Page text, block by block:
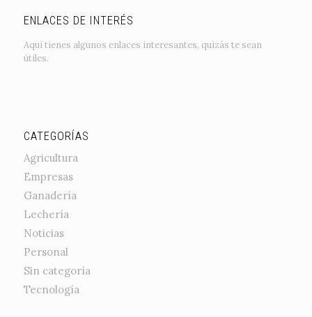
ENLACES DE INTERÉS
Aquí tienes algunos enlaces interesantes, quizás te sean
útiles.
CATEGORÍAS
Agricultura
Empresas
Ganadería
Lechería
Noticias
Personal
Sin categoría
Tecnología